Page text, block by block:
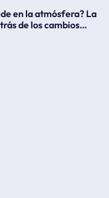
en la atmósfera? La
de los cambios